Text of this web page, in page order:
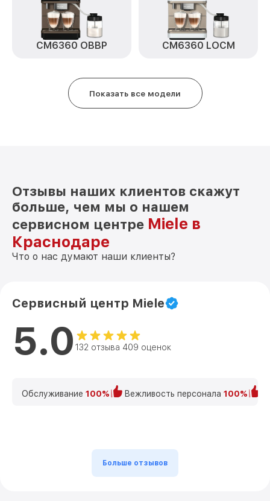
CM6360 OBBP CM6360 LOCM
Показать все модели
Отзывы наших клиентов скажут
больше, чем мы о нашем
сервисном центре Miele в
Краснодаре
Что о нас думают наши клиенты?
Сервисный центр Miele
5.0 132 отзыва 409 оценок
Обслуживание 100% Вежливость персонала 100%
Больше отзывов